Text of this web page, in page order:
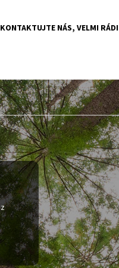
NÁS, VELMI RÁDI